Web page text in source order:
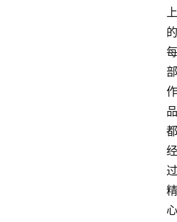
上
的
每
部
作
品
都
经
过
精
心